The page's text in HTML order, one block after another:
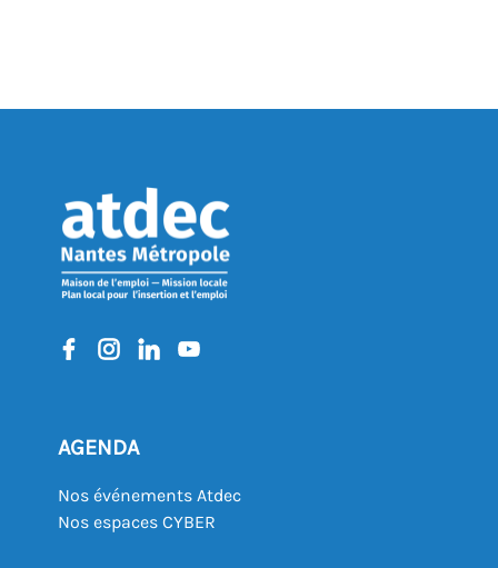
AGENDA
Nos événements Atdec
Nos espaces CYBER